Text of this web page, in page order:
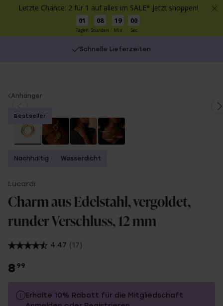
Letzte Chance: 2 für 1 auf alles im SALE* Jetzt shoppen!
01
Tagen
08
Stunden
19
Min
00
Sec
Schnelle Lieferzeiten
You
here:
Anhänger
Bestseller
Nachhaltig Wasserdicht
Lucardi
Charm aus Edelstahl, vergoldet,
runder Verschluss, 12 mm
4.47 (17)
8 99
Erhalte 10% Rabatt für die Mitgliedschaft